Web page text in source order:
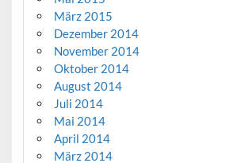
März 2015
Dezember 2014
November 2014
Oktober 2014
August 2014
Juli 2014
Mai 2014
April 2014
März 2014